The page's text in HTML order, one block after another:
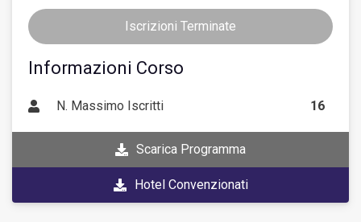
Iscrizioni Terminate
Informazioni Corso
N. Massimo Iscritti 16
Scarica Programma
Hotel Convenzionati